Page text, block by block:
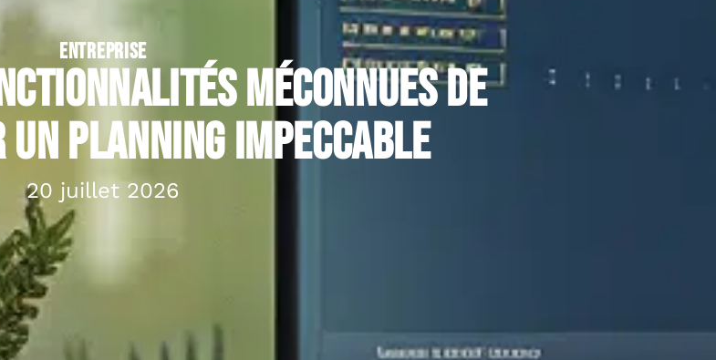
ENTREPRISE
méconnues de
un planning impeccable
20 juillet 2026